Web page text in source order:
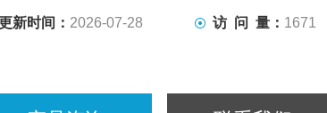
新时间： 2026-07-28 访 问 量： 1671